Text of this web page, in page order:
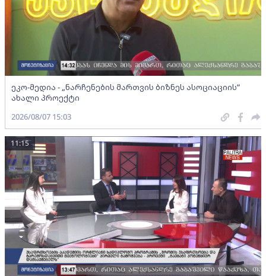
ეკო-მედია - „ნარჩენების მართვის ბიზნეს ასოციაციის”
ახალი პროექტი
2026/08/07 15:03
11:15